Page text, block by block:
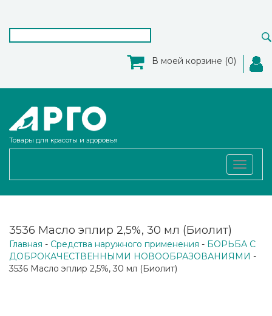
В моей корзине (0)
Товары для красоты и здоровья
Toggle
3536 Масло эплир 2,5%, 30 мл (Биолит)
Главная - Средства наружного применения - БОРЬБА С
ДОБРОКАЧЕСТВЕННЫМИ НОВООБРАЗОВАНИЯМИ -
3536 Масло эплир 2,5%, 30 мл (Биолит)